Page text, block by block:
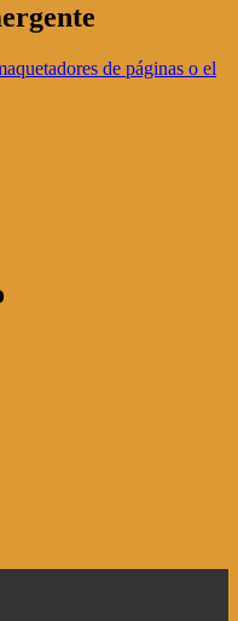
de páginas o el